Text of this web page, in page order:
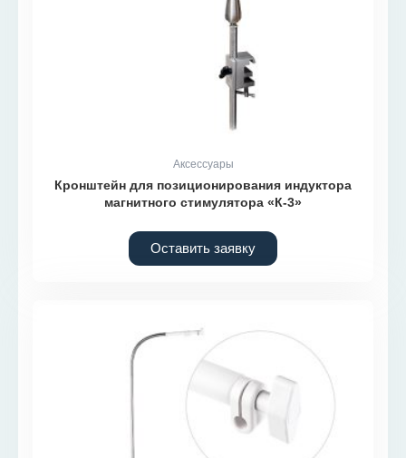
Аксессуары
Кронштейн для позиционирования индуктора
магнитного стимулятора «К-3»
Оставить заявку